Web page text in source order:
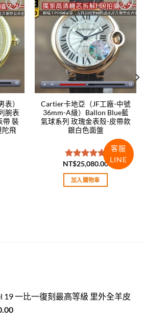
Add to
wishlist
）
腕表
帶 裝
飛
Add to
wishlist
Cartier卡地亞（JF工廠-中號
36mm-A級）Ballon Blue藍
氣球系列 玫瑰金表殼-皮帶款
銀白色面盤
評分5.00
滿分 5
NT$25,080.00
加入購物車
19 一比一復刻最高等級 里外全羊皮
客服
LINE